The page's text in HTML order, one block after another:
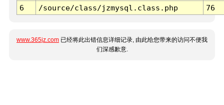
6
/source/class/jzmysql.class.php 76
www.365jz.com 已经将此出错信息详细记录, 由此给您带来的访问不便我
们深感歉意.